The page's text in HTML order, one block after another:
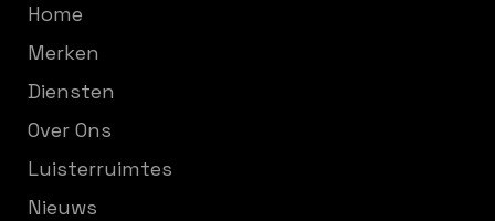
Home
Merken
Diensten
Over Ons
Luisterruimtes
Nieuws